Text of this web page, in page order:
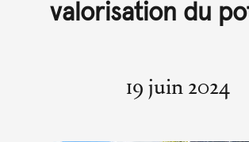
valorisation du
19 juin 2024